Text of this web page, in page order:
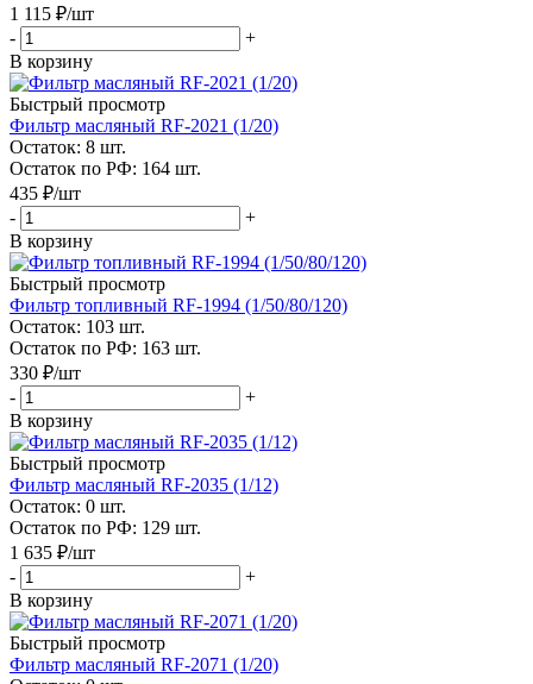
1 115 ₽/шт
-
+
В корзину
Быстрый просмотр
Фильтр масляный RF-2021 (1/20)
Остаток: 8 шт.
Остаток по РФ: 164 шт.
435 ₽/шт
-
+
В корзину
Быстрый просмотр
Фильтр топливный RF-1994 (1/50/80/120)
Остаток: 103 шт.
Остаток по РФ: 163 шт.
330 ₽/шт
-
+
В корзину
Быстрый просмотр
Фильтр масляный RF-2035 (1/12)
Остаток: 0 шт.
Остаток по РФ: 129 шт.
1 635 ₽/шт
-
+
В корзину
Быстрый просмотр
Фильтр масляный RF-2071 (1/20)